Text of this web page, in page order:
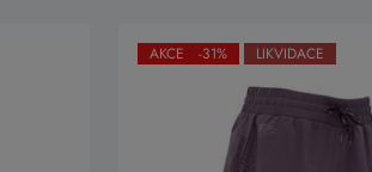
AKCE -31% LIKVIDACE